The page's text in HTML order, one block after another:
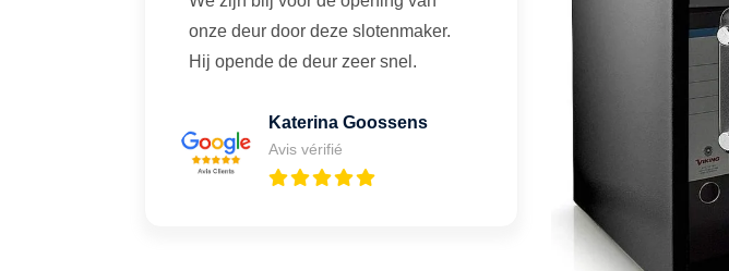
onze deur door deze slotenmaker.
Hij opende de deur zeer snel.
Katerina Goossens
Avis vérifié